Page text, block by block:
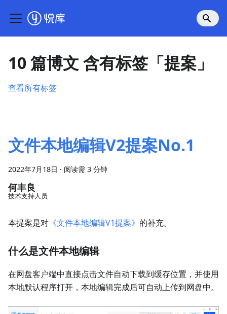
10 篇博文 含有标签「提案」
查看所有标签
文件本地编辑V2提案No.1
2022年7月18日 · 阅读需 3 分钟
何丰良
技术支持人员
本提案是对 《文件本地编辑V1提案》 的补充。
什么是文件本地编辑
在网盘客户端中直接点击文件自动下载到缓存位置，并使用
本地默认程序打开，本地编辑完成后可自动上传到网盘中。